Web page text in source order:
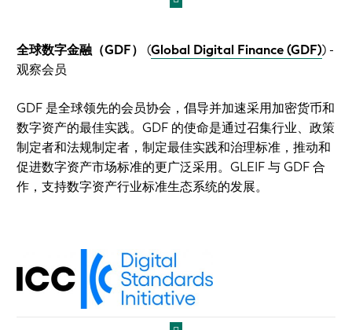
全球数字金融（GDF） (Global Digital Finance (GDF)) -
观察会员
GDF 是全球领先的会员协会，倡导并加速采用加密货币和
数字资产的最佳实践。GDF 的使命是通过召集行业、政策
制定者和法规制定者，制定最佳实践和治理标准，推动和
促进数字资产市场标准的更广泛采用。GLEIF 与 GDF 合
作，支持数字资产行业标准生态系统的发展。